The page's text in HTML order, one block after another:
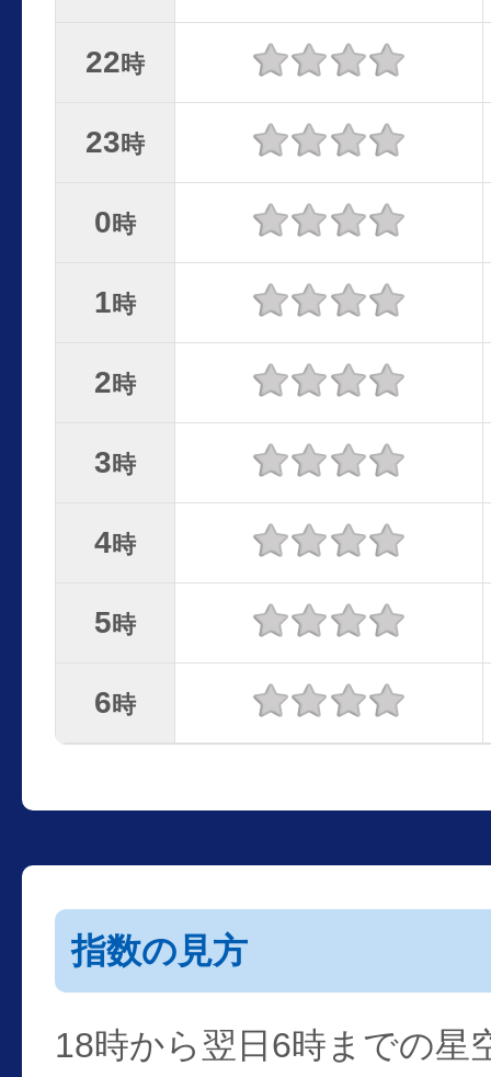
22時
23時
0時
1時
2時
3時
4時
5時
6時
指数の見方
18時から翌日6時までの星